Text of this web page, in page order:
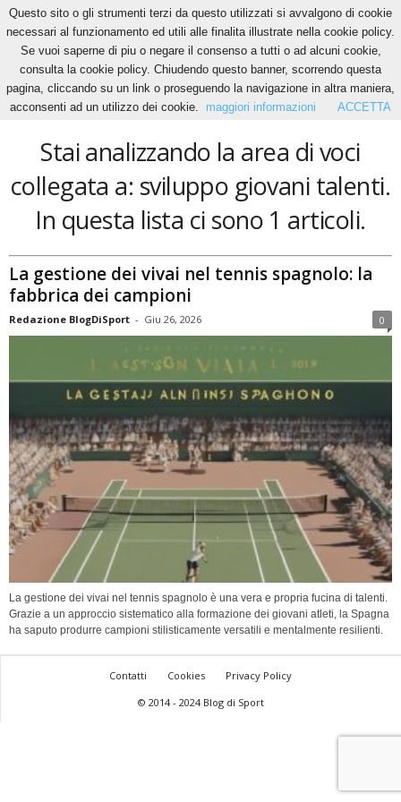
Home Tags Sviluppo giovani talenti
sviluppo giovani talenti
Stai analizzando la area di voci
collegata a: sviluppo giovani talenti.
In questa lista ci sono 1 articoli.
La gestione dei vivai nel tennis spagnolo: la
fabbrica dei campioni
Redazione BlogDiSport - Giu 26, 2026 0
La gestione dei vivai nel tennis spagnolo è una vera e propria fucina di talenti.
Grazie a un approccio sistematico alla formazione dei giovani atleti, la Spagna
ha saputo produrre campioni stilisticamente versatili e mentalmente resilienti.
Contatti Cookies
Privacy Policy
© 2014 - 2024 Blog di Sport
Questo sito o gli strumenti terzi da questo utilizzati si avvalgono di cookie
necessari al funzionamento ed utili alle finalita illustrate nella cookie policy.
Se vuoi saperne di piu o negare il consenso a tutti o ad alcuni cookie,
consulta la cookie policy. Chiudendo questo banner, scorrendo questa
pagina, cliccando su un link o proseguendo la navigazione in altra maniera,
acconsenti ad un utilizzo dei cookie.
maggiori informazioni ACCETTA